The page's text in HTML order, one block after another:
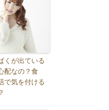
くが出ている
配なの？食
で気を付ける